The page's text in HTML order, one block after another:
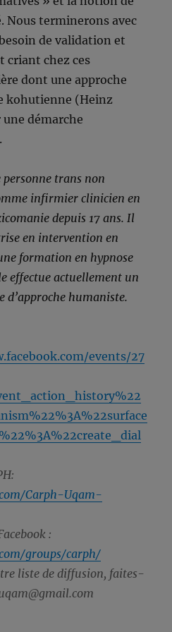
Nous terminerons avec
de validation et
criant chez ces
dont une approche
kohutienne (Heinz
démarche
personne trans non
infirmier clinicien en
depuis 17 ans. Il
en intervention en
formation en hypnose
effectue actuellement un
d’approche humaniste.
events/27
Carph-Uqam-
:
groups/carph/
liste de diffusion, faites-